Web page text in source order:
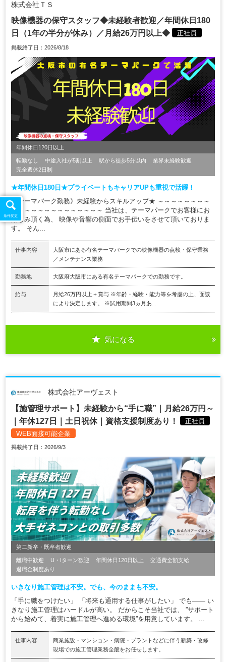
株式会社ＴＳ
映像機器の保守スタッフ◆未経験者歓迎／年間休日180
日（1年の半分が休み）／月給26万円以上◆
正社員
掲載終了日：2026/8/18
年間休日120日以上
転勤なし 中途入社が5割以上 駅から徒歩5分以内
業界未経験歓迎
完全週休2日制
★年間休日180日★プライベートもキャリアUPも重視で活躍！
《テーマパーク勤務》未経験からスキルアップ★ ～～～～～～～～
～～～～～～～～～～～～～～ 当社は、テーマパークでお客様にお
楽しみ頂く為、 映像や音響の側面でお手伝いをさせて頂いておりま
す。 そん...
仕事内容
大阪市にある有名テーマパークでの映像機器の点検・保守業務
／メンテナンス業務
勤務地 大阪府大阪市にある有名テーマパークでの勤務です。
給与
月給26万円以上＋賞与 ※年齢・経験・能力等を考慮の上、面談
により決定します。 ※試用期間3ヵ月あ...
気になる
株式会社アーヴェスト
【施管理サポート】未経験から“手に職”｜月給26万円～
｜年休127日｜土日祝休｜資格支援制度あり！
正社員
WEB面接可能企業
掲載終了日：2026/9/3
第二新卒・既卒者歓迎
離職中歓迎 U・Iターン歓迎 年間休日120日以上
交通費全額支給
退職金制度あり
いきなり施工管理は不安。でも、今のままも不安。
「手に職をつけたい」 「将来も通用する仕事がしたい」 でも―― い
きなり施工管理はハードルが高い。 だからこそ当社では、 ”サポート
から始めて、着実に施工管理へ進める環境”を用意しています。 ...
仕事内容
商業施設・マンション・病院・プラントなどに伴う新築・改修
現場での施工管理業務全般をお任せします。
条件変更